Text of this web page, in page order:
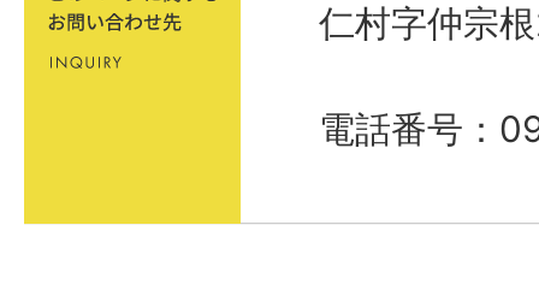
仁村字仲宗
電話番号：